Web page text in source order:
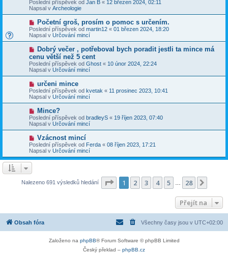
e
k
í
s
p
v
e
k
v
ý
p
í
s
p
v
e
k
Poslední příspěvek od Jan B « 12 březen 2024, 02:11
Napsal v Archeologie
N
o
v
ý
p
í
s
p
ě
v
e
k
Početní groš, prosím o pomoc s určením.
Poslední příspěvek od martin12 « 01 březen 2024, 18:20
Napsal v Určování mincí
N
v
ý
p
ř
s
p
ě
v
e
k
Dobrý večer , potřeboval bych poradit jestli ta mince má
cenu větší než 5 cent
Poslední příspěvek od Ghost « 10 únor 2024, 22:24
Napsal v Určování mincí
N
o
v
ý
p
í
s
p
ě
v
e
k
určeni mince
Poslední příspěvek od kvetak « 11 prosinec 2023, 10:41
Napsal v Určování mincí
N
o
v
ý
p
í
s
p
k
Mince?
Poslední příspěvek od bradleyS « 19 říjen 2023, 07:40
Napsal v Určování mincí
N
o
v
ý
p
p
Vzácnost mincí
Poslední příspěvek od Ferda « 08 říjen 2023, 17:21
Napsal v Určování mincí
Nalezeno 691 výsledků hledání Stránka z 28
1 2 3 4 5 28
Přejít na
Obsah fóra Všechny časy jsou v UTC+02:00
Založeno na phpBB® Forum Software © phpBB Limited
Český překlad – phpBB.cz